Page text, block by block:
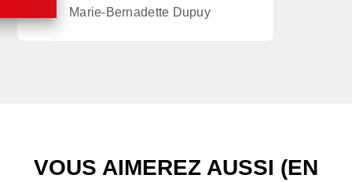
Marie-Bernadette Dupuy
VOUS AIMEREZ AUSSI (EN